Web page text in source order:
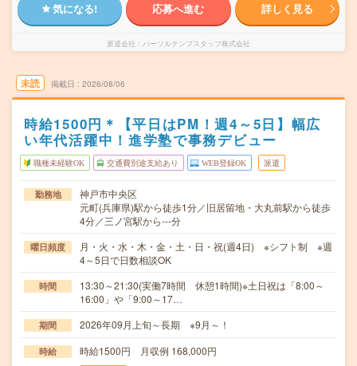
気になる! 応募へ進む 詳しく見る
派遣会社 パーソルテンプスタッフ株式会社
未読 掲載日 2026/08/06
時給1500円＊【平日はPM！週4～5日】幅広
い年代活躍中！進学塾で事務デビュー
職種未経験OK 交通費別途支給あり WEB登録OK 派遣
勤務地
神戸市中央区
元町(兵庫県)駅から徒歩1分／旧居留地・大丸前駅から徒歩
4分／三ノ宮駅から---分
曜日頻度
月・火・水・木・金・土・日・祝(週4日) ※シフト制 ※週
4～5日で日数相談OK
時間
13:30～21:30(実働7時間 休憩1時間)※土日祝は「8:00～
16:00」や「9:00～17…
期間 2026年09月上旬～長期 ※9月～！
時給 時給1500円 月収例 168,000円